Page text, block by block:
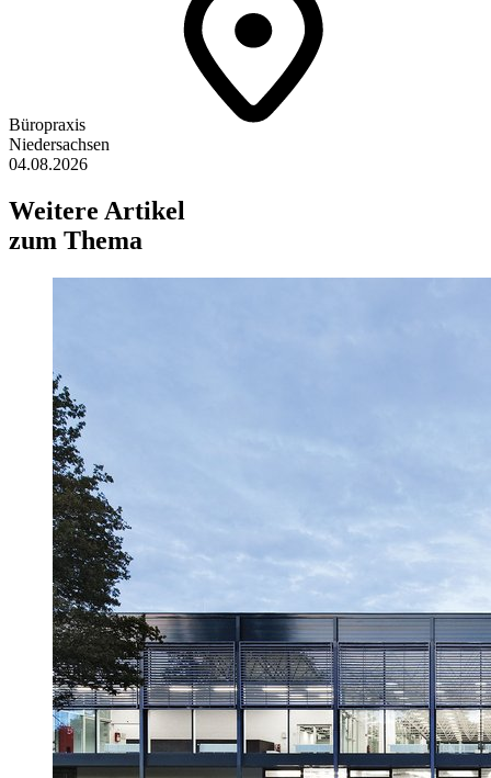
Büropraxis
Niedersachsen
04.08.2026
Weitere Artikel
zum Thema